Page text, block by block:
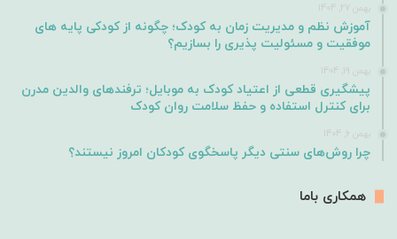
بهمن 27, 1404
آموزش نظم و مدیریت زمان به کودک؛ چگونه از کودکی پایه های
موفقیت و مسئولیت پذیری را بسازیم؟
بهمن 19, 1404
پیشگیری قطعی از اعتیاد کودک به موبایل؛ ترفندهای والدین مدرن
برای کنترل استفاده و حفظ سلامت روان کودک
بهمن 6, 1404
چرا روش‌های سنتی دیگر پاسخگوی کودکان امروز نیستند؟
همکاری باما